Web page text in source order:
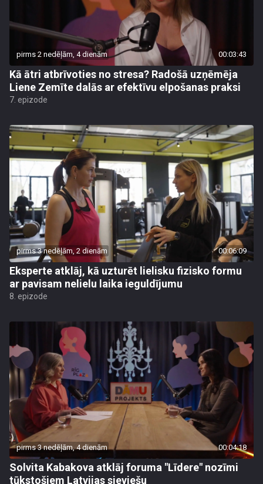
pirms 2 nedēļām, 4 dienām 00:03:43
Kā ātri atbrīvoties no stresa? Radošā uzņēmēja
Liene Zemīte dalās ar efektīvu elpošanas praksi
7. epizode
pirms 3 nedēļām, 2 dienām 00:06:09
Eksperte atklāj, kā uzturēt lielisku fizisko formu
ar pavisam nelielu laika ieguldījumu
8. epizode
pirms 3 nedēļām, 4 dienām 00:04:18
Solvita Kabakova atklāj foruma "Līdere" nozīmi
tūkstošiem Latvijas sieviešu